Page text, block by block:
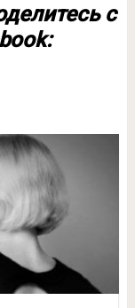
с